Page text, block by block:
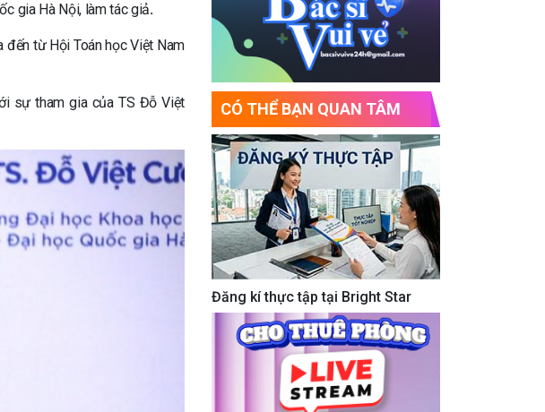
gia Hà Nội, làm tác giả.
đến từ Hội Toán học Việt Nam
sự tham gia của TS Đỗ Việt
CÓ THỂ BẠN QUAN TÂM
Đăng kí thực tập tại Bright Star